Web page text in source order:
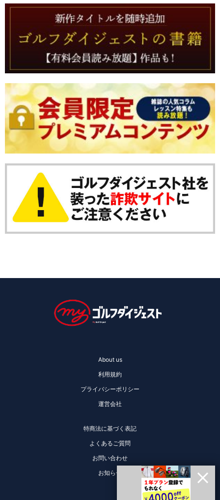
About us
利用規約
プライバシーポリシー
運営会社
特商法に基づく表記
よくあるご質問
お問い合わせ
お知らせ